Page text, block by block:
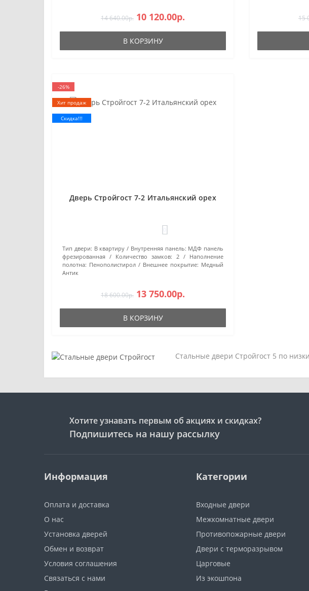
14 640.00р. 10 120.00р.
В КОРЗИНУ
15
-26%
Хит продаж
Скидка!!!
Дверь Стройгост 7-2 Итальянский орех
Тип двери: В квартиру Внутренняя панель: МДФ панель
фрезированная
Количество замков: 2
Наполнение
полотна: Пенополистирол Внешнее покрытие: Медный
Антик
18 600.00р. 13 750.00р.
В КОРЗИНУ
Стальные двери Стройгост 5 по
Хотите узнавать первым об акциях и скидках?
Подпишитесь на нашу рассылку
Информация
Оплата и доставка
О нас
Установка дверей
Обмен и возврат
Условия соглашения
Связаться с нами
Категории
Входные двери
Межкомнатные двери
Противопожарные двери
Двери с терморазрывом
Царговые
Из экошпона